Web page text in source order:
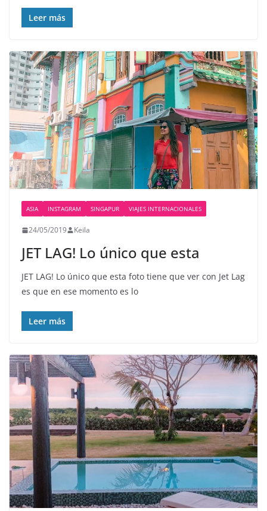
Leer más
ASIA INSTAGRAM SINGAPUR VIAJES INTERNACIONALES
24/05/2019 Keila
JET LAG! Lo único que esta
JET LAG! Lo único que esta foto tiene que ver con Jet Lag
es que en ese momento es lo
Leer más